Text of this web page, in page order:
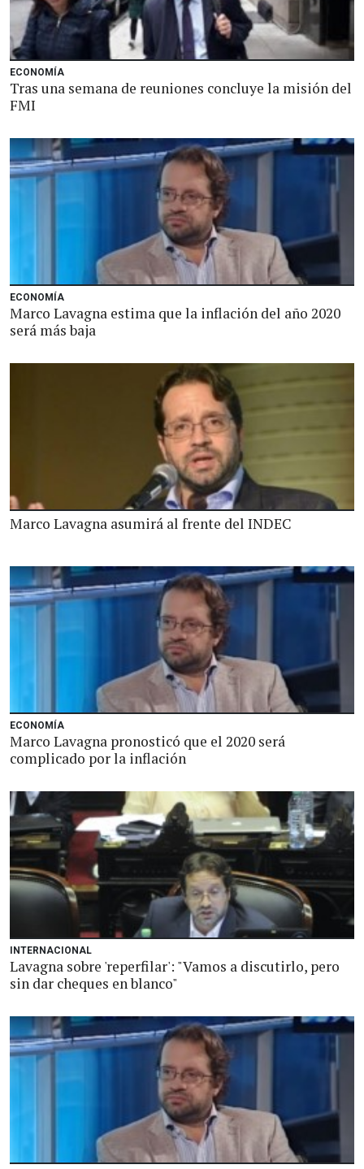
ECONOMÍA
Tras una semana de reuniones concluye la misión del
FMI
ECONOMÍA
Marco Lavagna estima que la inflación del año 2020
será más baja
Marco Lavagna asumirá al frente del INDEC
ECONOMÍA
Marco Lavagna pronosticó que el 2020 será
complicado por la inflación
INTERNACIONAL
Lavagna sobre 'reperfilar': "Vamos a discutirlo, pero
sin dar cheques en blanco"